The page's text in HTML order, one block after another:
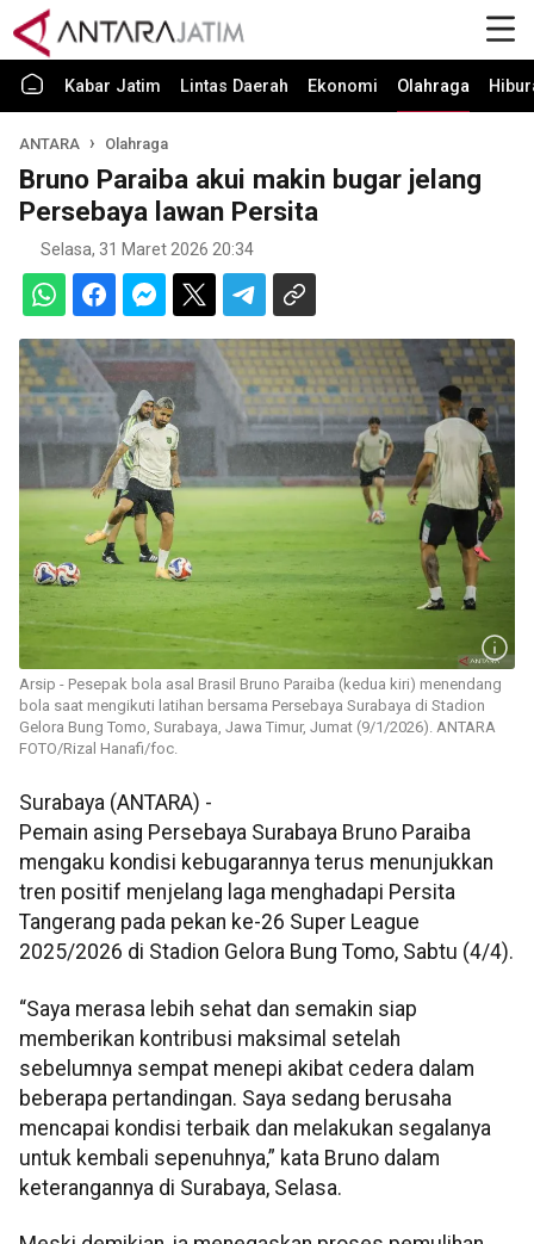
Kabar Jatim Lintas Daerah Ekonomi Olahraga
ANTARA Olahraga
Bruno Paraiba akui makin bugar jelang
Persebaya lawan Persita
Selasa, 31 Maret 2026 20:34
Arsip - Pesepak bola asal Brasil Bruno Paraiba (kedua kiri) menendang
bola saat mengikuti latihan bersama Persebaya Surabaya di Stadion
Gelora Bung Tomo, Surabaya, Jawa Timur, Jumat (9/1/2026). ANTARA
FOTO/Rizal Hanafi/foc.
Surabaya (ANTARA) -
Pemain asing Persebaya Surabaya Bruno Paraiba
mengaku kondisi kebugarannya terus menunjukkan
tren positif menjelang laga menghadapi Persita
Tangerang pada pekan ke-26 Super League
2025/2026 di Stadion Gelora Bung Tomo, Sabtu (4/4).
“Saya merasa lebih sehat dan semakin siap
memberikan kontribusi maksimal setelah
sebelumnya sempat menepi akibat cedera dalam
beberapa pertandingan. Saya sedang berusaha
mencapai kondisi terbaik dan melakukan segalanya
untuk kembali sepenuhnya,” kata Bruno dalam
keterangannya di Surabaya, Selasa.